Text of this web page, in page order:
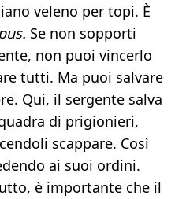
veleno per topi. È
Se non sopporti
non puoi vincerlo
tutti. Ma puoi salvare
Qui, il sergente salva
di prigionieri,
scappare. Così
ai suoi ordini.
è importante che il